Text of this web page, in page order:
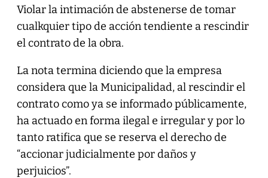
Violar la intimación de abstenerse de tomar
cualkquier tipo de acción tendiente a rescindir
el contrato de la obra.
La nota termina diciendo que la empresa
considera que la Municipalidad, al rescindir el
contrato como ya se informado públicamente,
ha actuado en forma ilegal e irregular y por lo
tanto ratifica que se reserva el derecho de
“accionar judicialmente por daños y
perjuicios”.